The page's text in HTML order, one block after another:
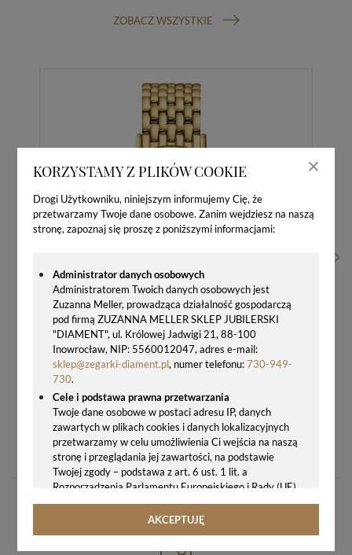
KORZYSTAMY Z PLIKÓW COOKIE
Drogi Użytkowniku, niniejszym informujemy Cię, że
przetwarzamy Twoje dane osobowe. Zanim wejdziesz na naszą
stronę, zapoznaj się proszę z poniższymi informacjami:
Administrator danych osobowych
Administratorem Twoich danych osobowych jest
Zuzanna Meller, prowadząca działalność gospodarczą
pod firmą ZUZANNA MELLER SKLEP JUBILERSKI
"DIAMENT", ul. Królowej Jadwigi 21, 88-100
Inowrocław, NIP: 5560012047, adres e-mail:
sklep@zegarki-diament.pl, numer telefonu:730-949-
730.
Cele i podstawa prawna przetwarzania
Twoje dane osobowe w postaci adresu IP, danych
zawartych w plikach cookies i danych lokalizacyjnych
przetwarzamy w celu umożliwienia Ci wejścia na naszą
stronę i przeglądania jej zawartości, na podstawie
Twojej zgody – podstawa z art. 6 ust. 1 lit. a
Rozporządzenia Parlamentu Europejskiego i Rady (UE)
2016/679 z 27.04.2016 r. w sprawie ochrony osób
fizycznych w związku z przetwarzaniem danych
AKCEPTUJĘ
ZOBACZ WSZYSTKIE
1655,00 zł